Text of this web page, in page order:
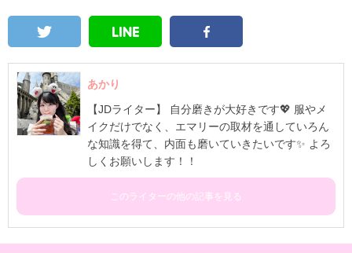
あかり
【JDライター】 自分磨きが大好きです💖 服やメ
イクだけでなく、エマリーの取材を通していろん
な知識を得て、内面も磨いていきたいです✨ よろ
しくお願いします！！
このライターの他の記事を見る